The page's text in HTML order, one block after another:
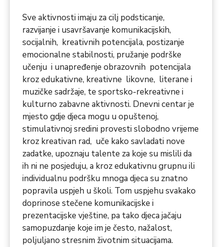
Sve aktivnosti imaju za cilj podsticanje,
razvijanje i usavršavanje komunikacijskih,
socijalnih, kreativnih potencijala, postizanje
emocionalne stabilnosti, pružanje podrške
učenju i unapređenje obrazovnih potencijala
kroz edukativne, kreativne likovne, literane i
muzičke sadržaje, te sportsko-rekreativne i
kulturno zabavne aktivnosti. Dnevni centar je
mjesto gdje djeca mogu u opuštenoj,
stimulativnoj sredini provesti slobodno vrijeme
kroz kreativan rad, uče kako savladati nove
zadatke, upoznaju talente za koje su mislili da
ih ni ne posjeduju, a kroz edukativnu grupnu ili
individualnu podršku mnoga djeca su znatno
popravila uspjeh u školi. Tom uspjehu svakako
doprinose stečene komunikacijske i
prezentacijske vještine, pa tako djeca jačaju
samopuzdanje koje im je često, nažalost,
poljuljano stresnim životnim situacijama.